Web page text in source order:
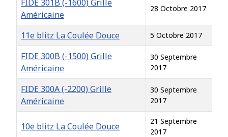
FIDE 301B (-1600) Grille
Américaine
28 Octobre 2017
11e blitz La Coulée Douce 5 Octobre 2017
FIDE 300B (-1500) Grille
Américaine
30 Septembre
2017
FIDE 300A (-2200) Grille
Américaine
30 Septembre
2017
10e blitz La Coulée Douce
21 Septembre
2017